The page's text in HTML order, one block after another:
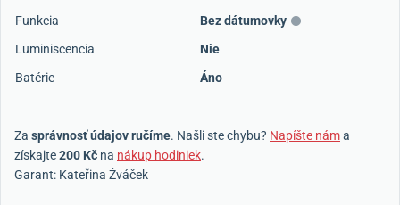
Funkcia
Bez dátumovky
Luminiscencia
Nie
Batérie
Áno
Za správnosť údajov ručíme. Našli ste chybu? Napíšte náma
získajte200 Kč na nákup hodiniek.
Garant: Kateřina Žváček